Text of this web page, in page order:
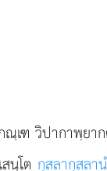
ฑ วิปากาพฺยา
นฺโต กุสลากุสลา